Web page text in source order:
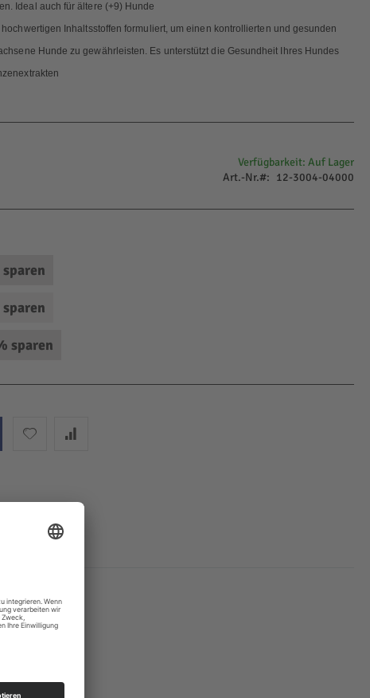
Ideal auch für ältere (+9) Hunde
Inhaltsstoffen formuliert, um einen kontrollierten und gesunden
Hunde zu gewährleisten. Es unterstützt die Gesundheit Ihres Hundes
Verfügbarkeit: Auf Lager
Art.-Nr.
12-3004-04000
sparen